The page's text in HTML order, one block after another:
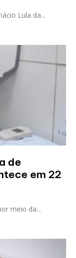
Lula da...
de
em 22
meio da...